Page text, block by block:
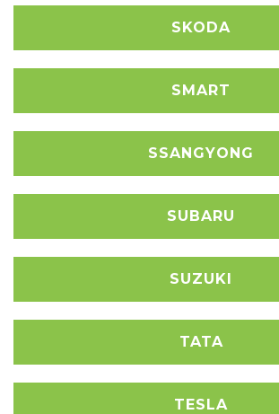
SKODA
SMART
SSANGYONG
SUBARU
SUZUKI
TATA
TESLA